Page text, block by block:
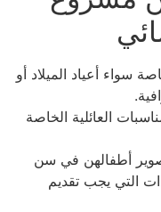
سواء أعياد الميلاد أو
العائلية الخاصة
أطفالهن في سن
التي يجب تقديم